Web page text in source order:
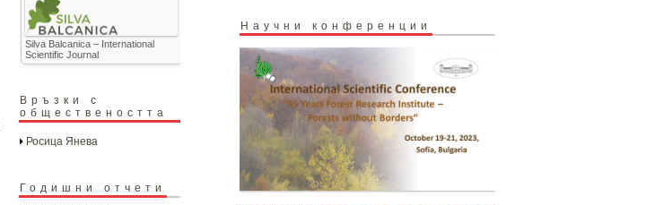
Silva Balcanica – International
Scientific Journal
Връзки с
обществеността
Росица Янева
Годишни отчети
Научни конференции